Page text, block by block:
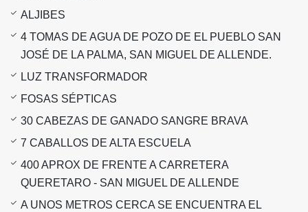
ALJIBES
4 TOMAS DE AGUA DE POZO DE EL PUEBLO SAN
JOSÉ DE LA PALMA, SAN MIGUEL DE ALLENDE.
LUZ TRANSFORMADOR
FOSAS SÉPTICAS
30 CABEZAS DE GANADO SANGRE BRAVA
7 CABALLOS DE ALTA ESCUELA
400 APROX DE FRENTE A CARRETERA
QUERETARO - SAN MIGUEL DE ALLENDE
A UNOS METROS CERCA SE ENCUENTRA EL